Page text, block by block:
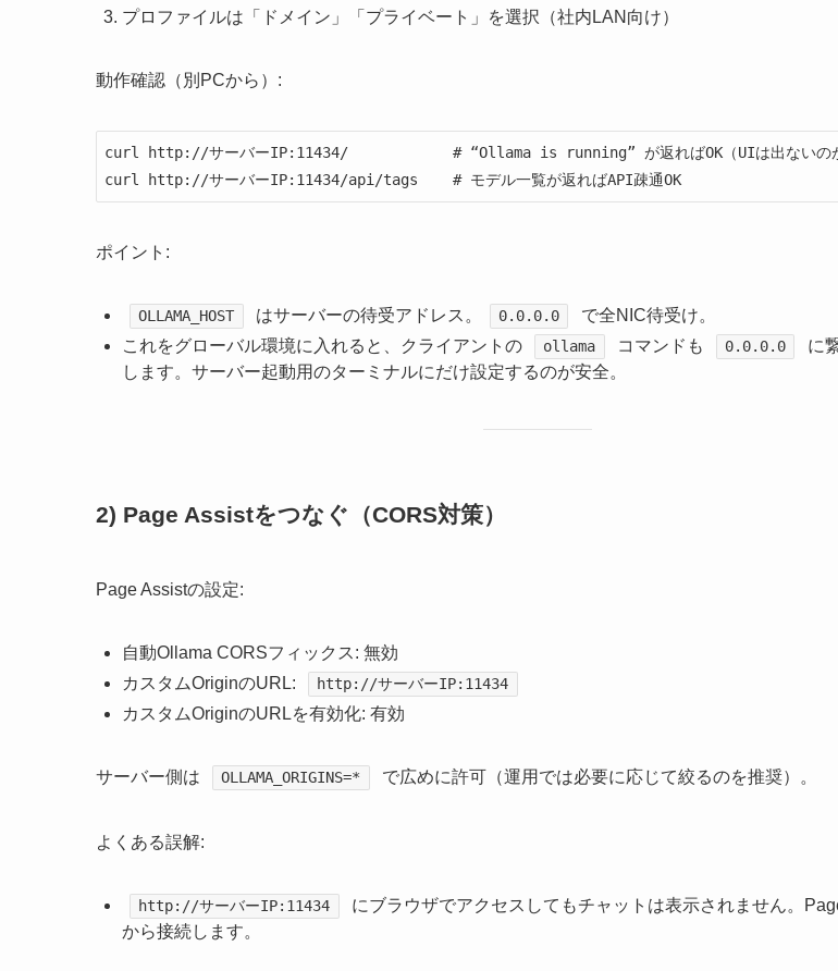
プロファイルは「ドメイン」「プライベート」を選択（社内LAN向け）
動作確認（別PCから）:
curl http://サーバーIP:11434/            # “Ollama is running” が返ればOK（UIは出ないのが
curl http://サーバーIP:11434/api/tags    # モデル一覧が返ればAPI疎通OK
ポイント:
OLLAMA_HOST はサーバーの待受アドレス。 0.0.0.0
で全NIC待受け。
これをグローバル環境に入れると、クライアントの
ollama コマンドも 0.0.0.0
に
します。サーバー起動用のターミナルにだけ設定するのが安全。
2) Page Assistをつなぐ（CORS対策）
Page Assistの設定:
自動Ollama CORSフィックス: 無効
カスタムOriginのURL:
http://サーバーIP:11434
カスタムOriginのURLを有効化: 有効
サーバー側は OLLAMA_ORIGINS=* で広めに許可（運用では必要に応じて絞るのを推奨）。
よくある誤解:
http://サーバーIP:11434
にブラウザでアクセスしてもチャットは表示されません。
から接続します。